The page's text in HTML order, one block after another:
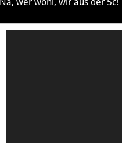
Na, wer wohl, wir aus der 5c!